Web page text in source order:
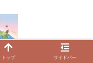
イト | シアVR.
トップ サイドバー